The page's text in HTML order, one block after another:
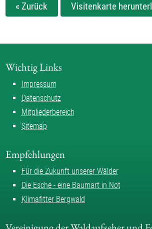
« Zurück Visitenkarte
Wichtig Links
Impressum
Datenschutz
Mitgliederbereich
Sitemap
Empfehlungen
Für die Zukunft unserer Wälder
Die Esche - eine Baumart in Not
Klimafitter Bergwald